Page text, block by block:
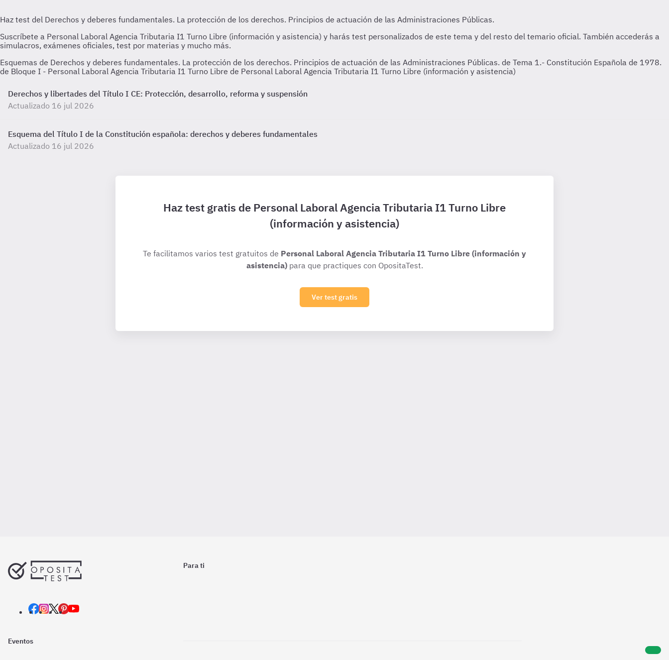
Esquemas de Derechos y deberes fundamentales. La protección de los derechos. Principios de actuación de las Administraciones Públicas. de Tema 1.- Constitución Española de 1978.
de Bloque I - Personal Laboral Agencia Tributaria I1 Turno Libre de Personal Laboral Agencia Tributaria I1 Turno Libre (información y asistencia)
Derechos y libertades del Título I CE: Protección, desarrollo, reforma y suspensión
Actualizado 16 jul 2026
Esquema del Título I de la Constitución española: derechos y deberes fundamentales
Actualizado 16 jul 2026
Haz test gratis de Personal Laboral Agencia Tributaria I1 Turno Libre
(información y asistencia)
Te facilitamos varios test gratuitos de Personal Laboral Agencia Tributaria I1 Turno Libre (información y
asistencia)para que practiques con OpositaTest.
Ver test gratis
Para ti
Eventos